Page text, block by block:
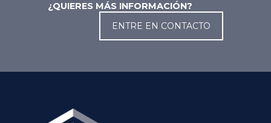
¿QUIERES MÁS INFORMACIÓN?
ENTRE EN CONTACTO